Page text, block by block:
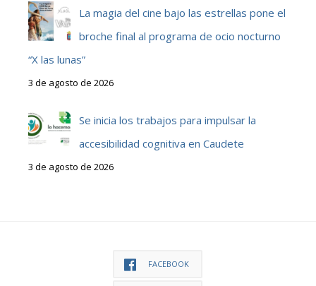
La magia del cine bajo las estrellas pone el
broche final al programa de ocio nocturno
“X las lunas”
3 de agosto de 2026
Se inicia los trabajos para impulsar la
accesibilidad cognitiva en Caudete
3 de agosto de 2026
FACEBOOK